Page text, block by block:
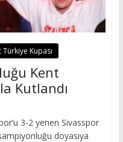
Kupası
Kent
Kutlandı
3-2 yenen Sivasspor
doyasıya